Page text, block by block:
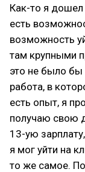
Как-то я дошел
есть
возможность
там крупными
это не было
работа, в
есть опыт, я
получаю свою
13-ую
я мог уйти на
то же самое.